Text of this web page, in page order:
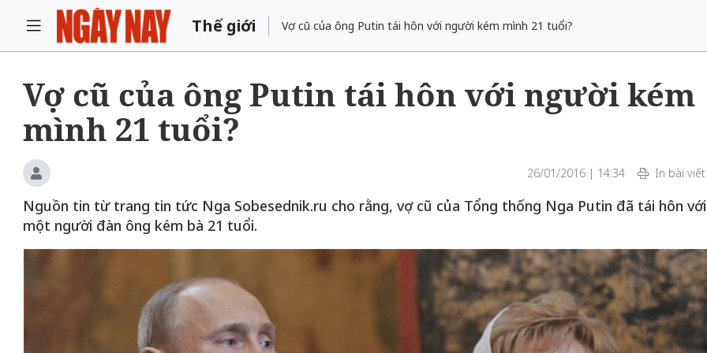
Thế giới Vợ cũ của ông Putin tái hôn với người kém mình 21 tuổi?
Vợ cũ của ông Putin tái hôn với người kém
mình 21 tuổi?
26/01/2016 | 14:34 In bài viết
Nguồn tin từ trang tin tức Nga Sobesednik.ru cho rằng, vợ cũ của Tổng thống Nga Putin đã tái hôn với
một người đàn ông kém bà 21 tuổi.